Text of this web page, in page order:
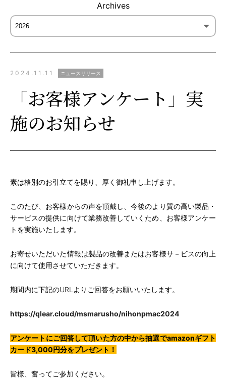
Archives
2024.11.11 ニュースリリース
「お客様アンケート」実
施のお知らせ
素は格別のお引立てを賜り、厚く御礼申し上げます。
このたび、お客様からの声を頂戴し、今後のより質の高い製品・
サービスの提供に向けて業務改善していくため、お客様アンケー
トを実施いたします。
お寄せいただいた情報は製品の改善またはお客様サ－ビスの向上
に向けて使用させていただきます。
期間内に下記のURLよりご回答をお願いいたします。
https://qlear.cloud/msmarusho/nihonpmac2024
アンケートにご回答して頂いた方の中から抽選でamazonギフト
カード3,000円分をプレゼント ！
皆様、奮ってご参加ください。